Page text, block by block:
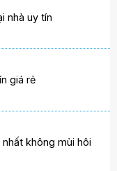
nhà uy tín
giá rẻ
không mùi hôi